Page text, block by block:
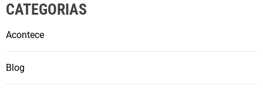
CATEGORIAS
Acontece
Blog